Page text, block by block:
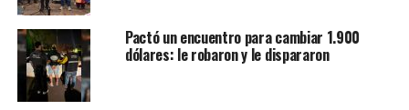
Pactó un encuentro para cambiar 1.900
dólares: le robaron y le dispararon